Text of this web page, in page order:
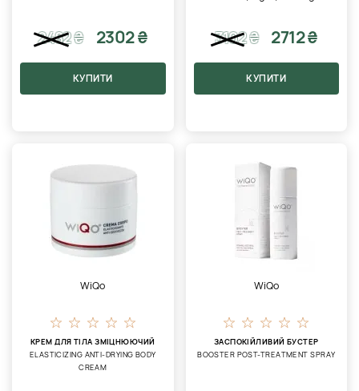
2482₴ 2302 ₴
КУПИТИ
3102₴ 2712 ₴
КУПИТИ
WiQo
КРЕМ ДЛЯ ТІЛА ЗМІЦНЮЮЧИЙ
ELASTICIZING ANTI-DRYING BODY
CREAM
WiQo
ЗАСПОКІЙЛИВИЙ БУСТЕР
BOOSTER POST-TREATMENT SPRAY